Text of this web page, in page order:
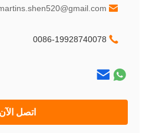
martins.shen520@gmail.com
0086-19928740078
اتصل الآن